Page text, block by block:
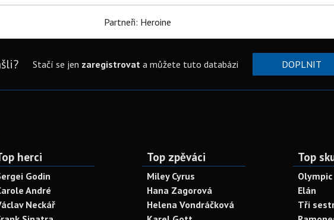
Partneři: Heroine
Stačí se jen zaregistrovata můžete tuto databázi DOPLNIT
herci
Godin
André
Neckář
Top zpěváci
Miley Cyrus
Hana Zagorová
Helena Vondráčková
Top
Olympic
Elán
Tři